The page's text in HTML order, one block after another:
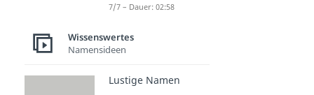
7/7 – Dauer: 02:58
Wissenswertes
Namensideen
Lustige Namen